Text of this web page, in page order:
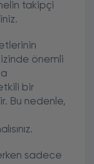
takipçi
önemli
etkili bir
Bu nedenle,
sadece